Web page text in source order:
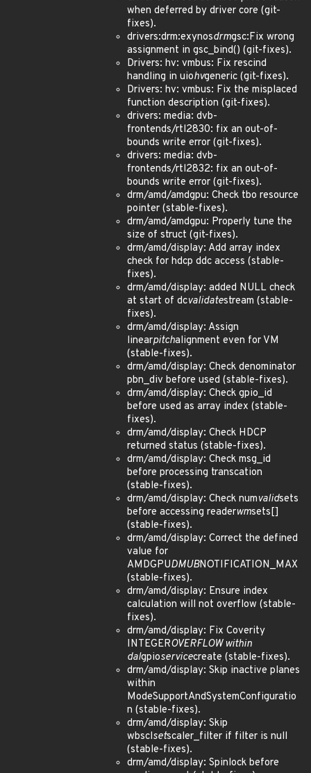
when deferred by driver core (git-
fixes).
drivers:drm:exynosdrmgsc:Fix wrong
assignment in gsc_bind() (git-fixes).
Drivers: hv: vmbus: Fix rescind
handling in uiohvgeneric (git-fixes).
Drivers: hv: vmbus: Fix the misplaced
function description (git-fixes).
drivers: media: dvb-
frontends/rtl2830: fix an out-of-
bounds write error (git-fixes).
drivers: media: dvb-
frontends/rtl2832: fix an out-of-
bounds write error (git-fixes).
drm/amd/amdgpu: Check tbo resource
pointer (stable-fixes).
drm/amd/amdgpu: Properly tune the
size of struct (git-fixes).
drm/amd/display: Add array index
check for hdcp ddc access (stable-
fixes).
drm/amd/display: added NULL check
at start of dcvalidatestream (stable-
fixes).
drm/amd/display: Assign
linearpitchalignment even for VM
(stable-fixes).
drm/amd/display: Check denominator
pbn_div before used (stable-fixes).
drm/amd/display: Check gpio_id
before used as array index (stable-
fixes).
drm/amd/display: Check HDCP
returned status (stable-fixes).
drm/amd/display: Check msg_id
before processing transcation
(stable-fixes).
drm/amd/display: Check numvalidsets
before accessing readerwmsets[]
(stable-fixes).
drm/amd/display: Correct the defined
value for
AMDGPUDMUBNOTIFICATION_MAX
(stable-fixes).
drm/amd/display: Ensure index
calculation will not overflow (stable-
fixes).
drm/amd/display: Fix Coverity
INTEGEROVERFLOW within
dalgpioservicecreate (stable-fixes).
drm/amd/display: Skip inactive planes
within
ModeSupportAndSystemConfiguratio
n (stable-fixes).
drm/amd/display: Skip
wbsclsetscaler_filter if filter is null
(stable-fixes).
drm/amd/display: Spinlock before